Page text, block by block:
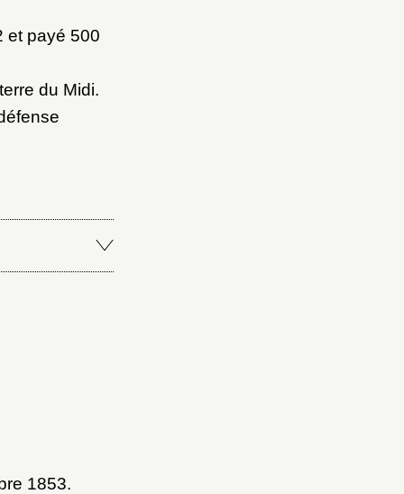
et payé 500
du Midi.
1853.